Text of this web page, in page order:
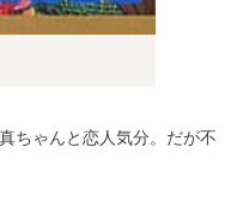
ちゃんと恋人気分。だが不